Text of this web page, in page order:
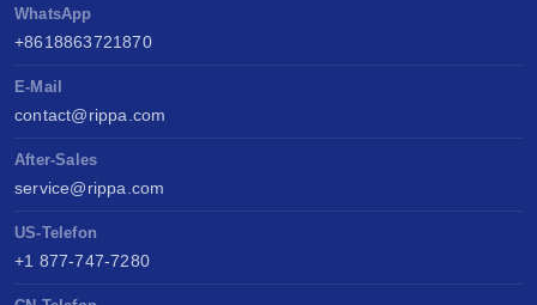
WhatsApp
+8618863721870
E-Mail
contact@rippa.com
After-Sales
service@rippa.com
US-Telefon
+1 877-747-7280